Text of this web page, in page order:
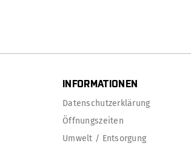
INFORMATIONEN
Datenschutzerklärung
Öffnungszeiten
Umwelt / Entsorgung